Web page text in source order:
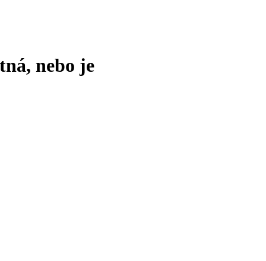
nebo je